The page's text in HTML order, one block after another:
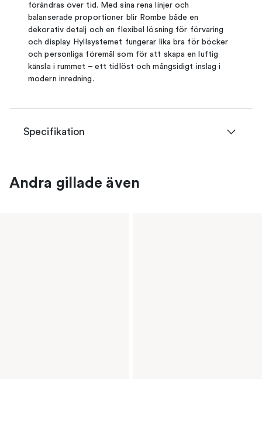
förändras över tid. Med sina rena linjer och
balanserade proportioner blir Rombe både en
dekorativ detalj och en flexibel lösning för förvaring
och display. Hyllsystemet fungerar lika bra för böcker
och personliga föremål som för att skapa en luftig
känsla i rummet – ett tidlöst och mångsidigt inslag i
modern inredning.
Specifikation
Andra gillade även